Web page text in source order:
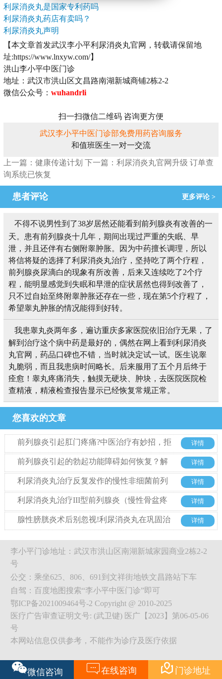
利尿消炎丸是国家专利药吗
利尿消炎丸药店有卖吗？
利尿消炎丸声明
【本文章首发武汉李小平利尿消炎丸官网，转载请保留地
址:https://www.lnxyw.com/】
洪山李小平中医门诊
地址：武汉市洪山区文昌路南湖新城商铺2栋2-2
微信公众号： wuhandrli
扫一扫微信二维码 咨询更方便
武汉李小平中医门诊部免费用药咨询服务
和值班医生一对一交流
上一篇：健康传递计划 下一篇：利尿消炎丸官网升级 订单查
询系统已恢复
患者评论 更多评论 >
不得不说男性到了38岁居然还能看到前列腺炎有改善的一
天。患有前列腺炎十几年，期间出现过严重的失眠、早
泄，并且还伴有右侧附睾肿胀。因为中药擅长调理，所以
将信将疑的选择了利尿消炎丸治疗，坚持吃了两个疗程，
前列腺炎尿滴白的现象有所改善，后来又连续吃了2个疗
程，能明显感觉到失眠和早泄的症状居然也得到改善了，
只不过自始至终附睾肿胀还存在一些，现在第5个疗程了，
希望睾丸肿胀的情况能得到好转。
我患睾丸炎两年多，遍访重庆多家医院依旧治疗无果，了
解到治疗这个病中药是最好的，偶然在网上看到利尿消炎
丸官网，药品口碑也不错，当时就决定试一试。医生说睾
丸脆弱，而且我患病时间略长。后来服用了五个月后终于
痊愈！睾丸疼痛消失，触摸无硬块、肿块，去医院医院检
查精液，精液检查报告显示已经恢复常规正常。
您喜欢的文章
前列腺炎引起肛门疼痛?中医治疗有妙招，拒
绝西药也能好
详情
前列腺炎引起的勃起功能障碍如何恢复？解
析中药利尿消炎丸的治疗优势
详情
利尿消炎丸治疗反复发作的慢性非细菌前列
腺炎的优势
详情
利尿消炎丸治疗III型前列腺炎（慢性骨盆疼
痛综合征）整体方案探析
详情
腺性膀胱炎术后别忽视!利尿消炎丸在巩固治
详情
李小平门诊地址：武汉市洪山区南湖新城家园商业2栋2-2
号
公交：乘坐625、806、691到文祥街地铁文昌路站下车
自驾：百度地图搜索“李小平中医门诊”即可
鄂ICP备2021009464号-2 Copyright @ 2010-2025
医疗广告审查证明文号: (武卫键) 医广【2023】第06-05-06
号
本网站信息仅供参考，不能作为诊疗及医疗依据
微信咨询 在线咨询  门诊地址